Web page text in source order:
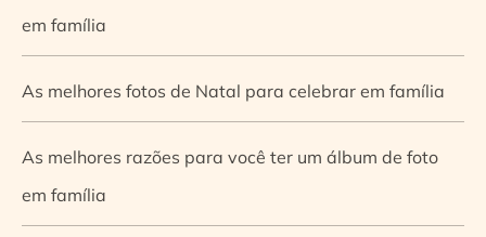
em família
As melhores fotos de Natal para celebrar em família
As melhores razões para você ter um álbum de foto
em família